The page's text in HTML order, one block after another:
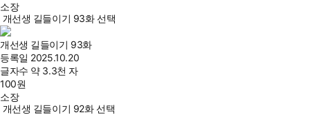
소장
개선생 길들이기 93화 선택
개선생 길들이기 93화
등록일 2025.10.20
글자수 약 3.3천 자
100원
소장
개선생 길들이기 92화 선택